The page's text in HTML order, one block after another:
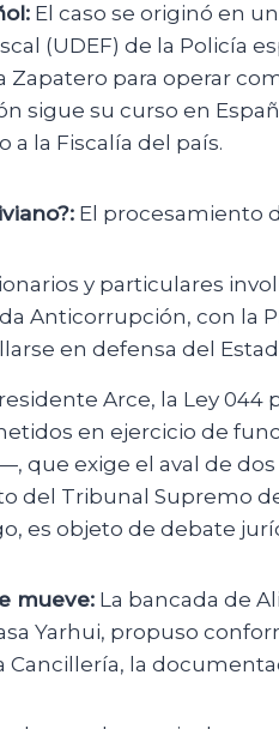
El caso se originó en
(UDEF) de la Policía
Zapatero para operar
sigue su curso en
a la Fiscalía del país.
El procesamiento
y particulares
Anticorrupción, con la
en defensa del
Arce, la Ley
en ejercicio de
que exige el aval de
del Tribunal Supremo
es objeto de debate
mueve: La bancada de
Yarhui, propuso
Cancillería, la